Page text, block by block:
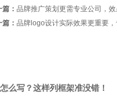
： 品牌推广策划更需专业公司，
： 品牌logo设计实际效果更重要
么写？这样列框架准没错！